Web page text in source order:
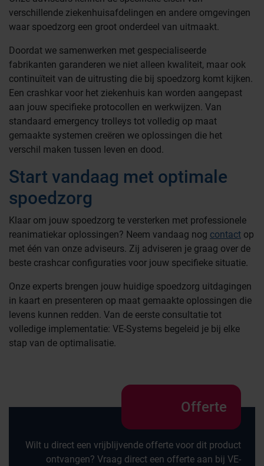
verschillende ziekenhuisafdelingen en andere omgevingen
waar spoedzorg een groot onderdeel van uitmaakt.
Doordat we samenwerken met gespecialiseerde
fabrikanten garanderen we niet alleen kwaliteit, maar ook
continuïteit van de uitrusting die bij spoedzorg komt kijken.
Een crashkar voor het ziekenhuis kan worden aangepast
aan jouw specifieke protocollen en werkwijzen. Van
standaard emergency trolleys tot volledig op maat
gemaakte systemen creëren we oplossingen die het
verschil maken tussen leven en dood.
Start vandaag met optimale
spoedzorg
Klaar om jouw spoedzorg te versterken met professionele
reanimatiekar oplossingen? Neem vandaag nog contact op
met één van onze adviseurs. Zij adviseren je graag over de
beste crashcar configuraties voor jouw specifieke situatie.
Onze experts brengen jouw huidige spoedzorg uitdagingen
in kaart en presenteren op maat gemaakte oplossingen die
levens kunnen redden. Van de eerste consultatie tot
volledige implementatie: VE-Systems begeleid je bij elke
stap van de optimalisatie.
Offerte
Wilt u direct een vrijblijvende offerte voor dit product
ontvangen? Vraag direct een offerte aan bij VE-